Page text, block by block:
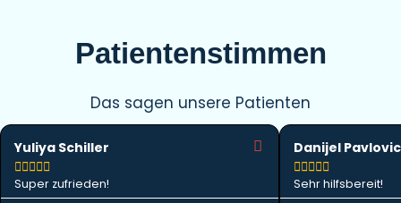
Patientenstimmen
Das sagen unsere Patienten
Yuliya Schiller

Super zufrieden!
Danijel Pavlovic

Sehr hilfsbereit!